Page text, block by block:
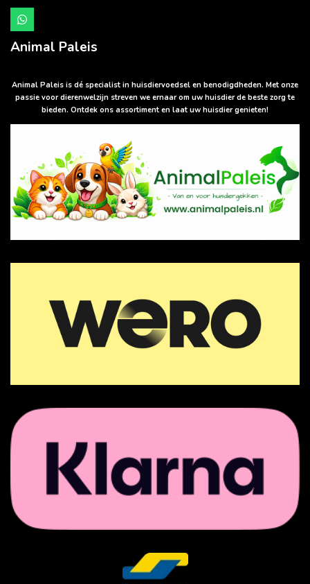
W
h
a
t
p
p
Animal Paleis
Animal Paleis is dé specialist in huisdiervoedsel en benodigdheden. Met onze
passie voor dierenwelzijn streven we ernaar om uw huisdier de beste zorg te
bieden. Ontdek ons assortiment en laat uw huisdier genieten!